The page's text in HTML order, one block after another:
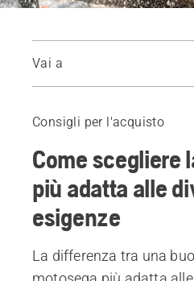
Vai a
Lunghezza della barra guida
Prodotti consigliati
Consigli per l'acquisto
Come scegliere
più adatta alle
esigenze
La differenza tra una